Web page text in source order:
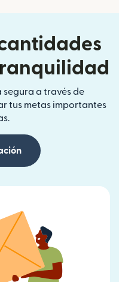
segura a través de
tus metas importantes